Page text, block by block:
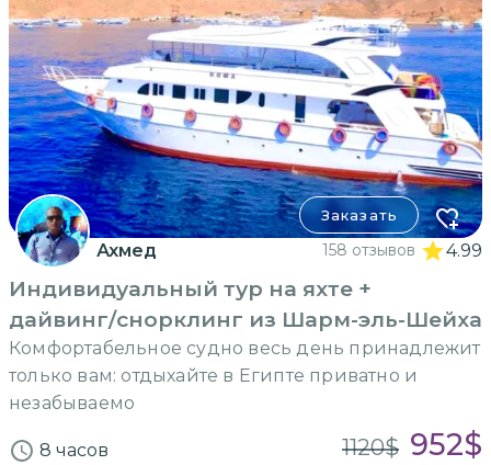
Заказать
Ахмед 158 отзывов 4.99
Индивидуальный тур на яхте +
дайвинг/снорклинг из Шарм-эль-Шейха
Комфортабельное судно весь день принадлежит
только вам: отдыхайте в Египте приватно и
незабываемо
8 часов 1120$ 952$